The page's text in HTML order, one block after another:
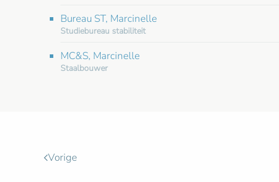
Bureau ST, Marcinelle
Studiebureau stabiliteit
MC&S, Marcinelle
Staalbouwer
Vorige